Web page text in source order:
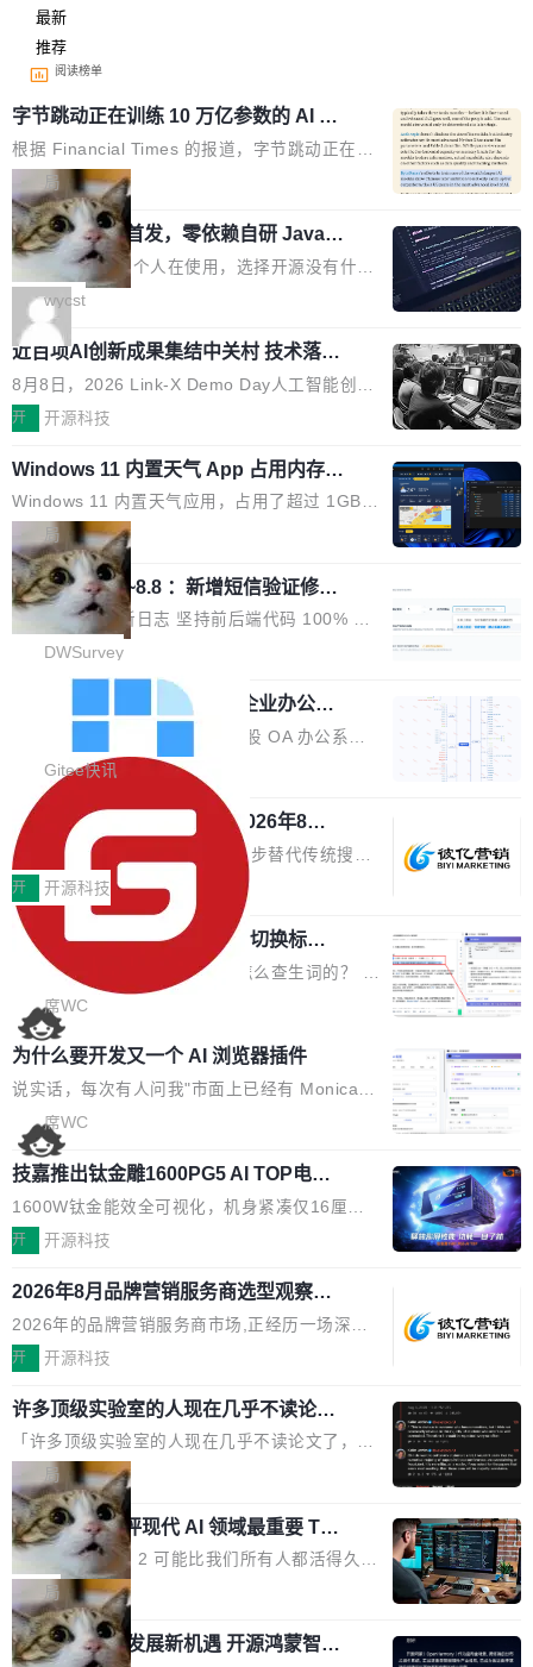
最新
推荐
阅读榜单
字节跳动正在训练 10 万亿参数的 AI 模
型
根据 Financial Times 的报道，字节跳动正在训
练一个 10 万亿参数的 AI 模型，目前处于预训练
阶段。 10 万亿是什么概念？Anthropic 目前最
大的模型 Mythos 5 约 8 万亿参数。DeepSeek
V4-Pro 是 1.6 万亿。月之暗面的 Kimi K3 是 2.
8 万亿。美团 LongCat-2.0 是 1.6 万亿。字节
跳动的这个未命名模型，直接跳到了 10 万亿。
预训练通常需要 3 到 6 个月，之后还有微调阶
段。按这个时间线，最早可能在 2026 年底或 2
027 年初发布。 这个节点很微妙。Anthropic 刚
在 5 月发布了 Mythos 5...
局
wastnet 开源首发，零依赖自研 Java H
TTP/2 框架，性能对标 Undertow !
这个项目一直是个人在使用，选择开源没有什么
动机理由，就是想开源了，如果非要说一个，那
就是它多少弥补了国产 Java 自研 HTTP/2 框架
这块空白——放眼国产 Java 生态，能拿出手的
HTTP/2 网络框架，要么闭源，要么底层建立在
Netty 之上，真正自研的 Java 实现几乎没有。
wastnet 是一款完全自研、零第三方依赖的轻量
级 Java 网络应用框架，核心基于 JDK 原生 NI
O 构建 Reactor 多路复用模型，不依赖 Netty、
Tomcat 等任何第三方网络库。其 HTTP/2 协议
栈从 HPACK、Huffman 到 ALPN 均为自主实
现，在基准测试中与 Un...
wycst
近百项AI创新成果集结中关村 技术落地
与产业迭代提速
8月8日，2026 Link-X Demo Day人工智能创新
项目展在北京中关村举办。本次活动由星连资
业、学术、投资人士，集中展出近百项覆盖AI芯
片、算力、模型、应用全链条创新项目，聚焦AI
技术产业化落地与资本对接，呈现当前国内AI前
沿技术突破与商业化最新进展。 活动围绕AI学术
研究与产业落地融合展开多维度研讨。星连资本
创始合伙人张鸣晨表示，AI产业化是长期产融结
合过程，早期优质技术项目需持续资本与产业资
者、产业专家、投资人围绕AI前沿技术瓶颈、行
业固有认知重构等议题展开跨界对话，聚焦行业
真实痛点与突破方向...
开 开源科技
Windows 11 内置天气 App 占用内存超
过 1GB
Windows 11 内置天气应用，占用了超过 1GB
内存。 Notebookcheck 的测试发现这个数字
时，反复确认了多次。不是 100MB，不是 500
MB，是 1 个 G。一个显示天气的应用。 Windo
ws 内置应用臃肿早就是老话题了，但一款天气
应用占用内存就超过 1G 还是过于离谱——问题
个嵌在 Edge WebView 里的网页。它不是一个
「应用」，它是一个运行在浏览器引擎里的网
页，外面套了一层 Windows 的壳。 WebView2
本身就是个内存大户。它加载了完整的 Edge 渲
染引擎，包括 JavaScript 引擎...
局
调问更新7.26~8.8 ：新增短信验证修
改，考试能力升级
DWSurvey 更新日志 坚持前后端代码 100% 开
源助力企业建设自主可控的问卷调研系统 官网地
址www.diaowen.net ➔ 源码下载Gitee 仓库 ➔
本次更新新增短信验证修改已答问卷功能，提升
答卷安全性；同时升级考试能力，完善填空题判
分、防切屏等功能体验，并优化多项产品细节，
提升整体使用体验。 新增功能 01. 新增验证手
机号后查看、修改已答问卷功能 02. 新增填空题
判分功能 03. 添加协作管理员支持树形结构选择
体验优化与修复 •页面与体验优化 优化工作台首
页 UI 展示效果，提升页面使用体验。 优化防切
屏提醒规则，调整为每次切屏均触发提示，提升
考试规范性。 优化登录状...
DWSurvey
勾股 OA v6.0.2 已经发布，企业办公系
勾股 OA v6.0.2 已经发布。 勾股 OA 办公系统
是一款简单实用的开源的企业办公系统。系统集
成了系统设置、附件管理、人事管理、行政管
理、消息管理、资产管理、企业公告、知识网
盘、审批流程设置、办公审批、工作计划、工作
汇报、工作日志、日常办公、财务管理、客户管
理、合同管理、项目管理、任务管理等功能模
块。系统简约，易于功能扩展，方便二次开发，
可以用来做日常 OA，CRM，ERP，业务管理等
系统。 勾股OA6.0.2版本主要是对勾股OA 6第
一个大版本发布的部分功能细节优化和bug问题
修复的版本，具体更新日志如下： 1、补全新版
本的各个审批类型的审批单导出 2、优化各个审
Gitee快讯
942亿赛道如何选对伙伴？2026年8月G
EO公司推荐
当DeepSeek、豆包等大模型逐步替代传统搜索
成为用户获取信息的主要入口,品牌竞争的逻辑变
了:不再是争抢关键词排名,而是想办法进入AI脱
口而出的那个答案。"GEO公司推荐"这个搜索词
背后,折射的是企业面对新兴服务赛道时的集体困
惑——该信谁、看什么、怎么选。 据易观分析
《中国GEO市场产业图谱》数据,2026年中国GE
O行业规模预计达942亿元,同比增长169.7%。G
artner同期预测,传统搜索引擎访问量年内将下滑
25%,AI载体流量占比突破40%;埃森哲2025年中
国消费者调研则指出,37%的用户在有明确购买需
求时倾向于先问AI。几组数据指向一致:GEO已
从营销"加分项"变成品牌在AI时...
开 开源科技
任意网页划词 AI 问答：不用切换标签页
的效率秘诀
看英文技术文档的时候，你是怎么查生词的？ 我
猜大多数人的流程是：选中单词 → Ctrl+C → 切
到翻译标签页 → Ctrl+V → 看翻译 → 切回原
文。遇到不懂的代码片段，再切到 ChatGPT 问
一下。来回切换几次，思路早断了。 今天介绍的
开源 Chrome 扩展 AI Helper，有一个划词浮动
工具栏功能，能让你在任意网页选中文本就直接
用 AI，完全不用切换标签页。 划词工具栏是什
么 安装 AI Helper 后，在任意网页选中文本，选
区旁边会自动浮现一个工具栏： 工具 功能 典型
场景 AI 搜索 联网搜索相关信息 看到陌生概念，
想快速了解背景 解释 让 AI 解释选中文本 读到
费解...
席WC
为什么要开发又一个 AI 浏览器插件
说实话，每次有人问我"市面上已经有 Monica、
Sider、Copilot for Chrome 这些 AI 浏览器插件
了，你为什么还要再做一个"，我都觉得这个问题
问得好。 因为我自己也是从用户变成开发者的。
现有产品的天花板 我用过不少 AI 浏览器插件。
刚开始觉得都挺好——选中一段文字，弹出解
要。但用久了你会发现，它们本质上都是同一类
东西：一个带网页上下文的聊天框。 它们能读取
页面的文本，然后把文本丢给大模型，再返回一
段回答。仅此而已。 这当然有用，但总觉得差点
意思。比如我在一个后台管理系统里，需要填50
个表单字段，每个字段还有联动逻辑；比如我
想...
席WC
技嘉推出钛金雕1600PG5 AI TOP电
源：为发烧级主机与本地AI算力打造旗
舰供电方案
1600W钛金能效全可视化，机身紧凑仅16厘米
继2026台北电脑展首度亮相后，技嘉科技近日正
电源专为发烧级DIY主机与本地AI算力平台打
造，整机长度仅16厘米，提供1600W额定功率
与80PLUS钛金能效；支持ATX 3.1与PCIe 5.1
规范，结合服务器级元件、完善供电线材与内置
实时LCD监控屏，可充分满足当下高阶PC主机
的严苛使用需求。 澎湃功率，紧凑机身 钛金雕1
600PG5 AI TOP具备强悍输出功率，同时实现
机身尺寸大幅精简。整机长度仅16厘米，属于同
功率段机身尺寸十分紧凑的1600W电源产品。小
巧机身有效提升市面主流标准A...
开 开源科技
2026年8月品牌营销服务商选型观察：
从流量思维到品牌资产思维的范式转移
2026年的品牌营销服务商市场,正经历一场深刻
的价值重构。全球全案品牌代理机构市场从2025
复合增长率达5.44%,预计2032年将突破120亿美
元。数字广告与公共关系相关服务市场更是从20
25年的8463亿美元扩张至2026年的8763亿美
元。数字的背后是一个清晰的事实——品牌对专
业化营销服务的需求从未如此迫切。 但市场扩容
的同时,服务商的竞争逻辑正在改变。2026年Top
Agency年度合辑的观察指出,“产品”这个离消费
者最近的载体,在整个品牌营销层面的权重显著变
高了。全域营销服务商的竞争正在从规模转向深
开 开源科技
许多顶级实验室的人现在几乎不读论文
了
「许多顶级实验室的人现在几乎不读论文了，而
且他们认为 ICLR/ICML/NeurIPS 充斥着大量过
度宣传和欺诈。」 OpenAI 研究员 Keller Jorda
n 这条推文引发了广泛讨论。他不是在说风凉
话，他是说出了一个圈内人尽皆知但很少公开捅
破的事实。 Jordan 随后补充了一句软化声明：
「我不认为这些会议上大部分论文都在过度宣传
或造假。问题是，作为读者，如果你筛选出那些
局
xAI 前工程师评现代 AI 领域最重要 Top
3 开源项目
Flash Attention 2 可能比我们所有人都活得久。
这句话不是来自某个技术博客，而是出自 Hieu
Pham 的一条推文。Hieu Pham 是谁？他是 xAI
的早期工程师之一，在 Grok 训练基础设施团队
局
共商智能硬件发展新机遇 开源鸿蒙智能